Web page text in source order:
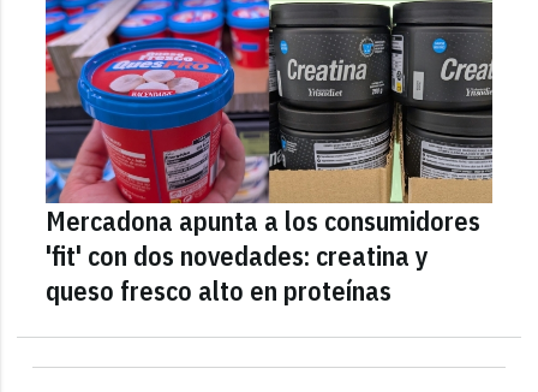
Mercadona apunta a los consumidores
'fit' con dos novedades: creatina y
queso fresco alto en proteínas